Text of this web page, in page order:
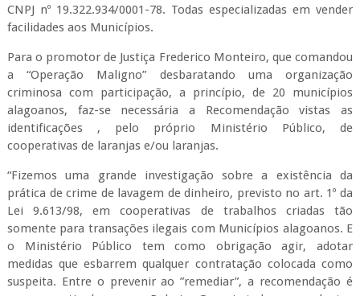
CNPJ nº 19.322.934/0001-78. Todas especializadas em vender
facilidades aos Municípios.
Para o promotor de Justiça Frederico Monteiro, que comandou
a “Operação Maligno” desbaratando uma organização
criminosa com participação, a princípio, de 20 municípios
alagoanos, faz-se necessária a Recomendação vistas as
identificações , pelo próprio Ministério Público, de
cooperativas de laranjas e/ou laranjas.
“Fizemos uma grande investigação sobre a existência da
prática de crime de lavagem de dinheiro, previsto no art. 1º da
Lei 9.613/98, em cooperativas de trabalhos criadas tão
somente para transações ilegais com Municípios alagoanos. E
o Ministério Público tem como obrigação agir, adotar
medidas que esbarrem qualquer contratação colocada como
suspeita. Entre o prevenir ao ”remediar”, a recomendação é